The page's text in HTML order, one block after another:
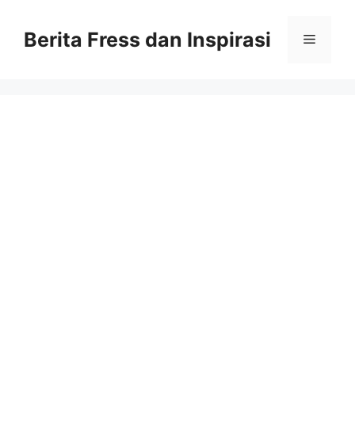
contentBerita Fress dan Inspirasi Menu